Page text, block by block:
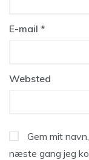
E-mail *
Websted
Gem mit
næste gang jeg